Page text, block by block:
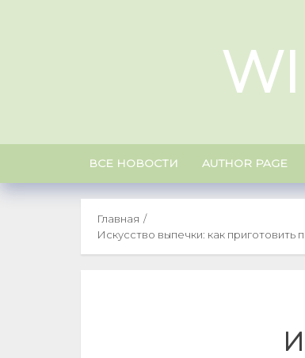
ВСЕ НОВОСТИ AUTHOR PAGE
Главная
Искусство выпечки: как